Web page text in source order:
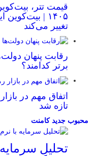
۱۴۰۵ |
تغییر می‌کند
برتر کدامند؟
اتفاق مهم در
تازه شد
محبوب جدیدکامنت